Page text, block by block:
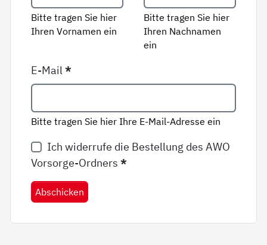
Bitte tragen Sie hier
Ihren Vornamen ein
Bitte tragen Sie hier
Ihren Nachnamen
ein
E-Mail*
Bitte tragen Sie hier Ihre E-Mail-Adresse ein
Ich widerrufe die Bestellung des AWO
Vorsorge-Ordners*
Abschicken